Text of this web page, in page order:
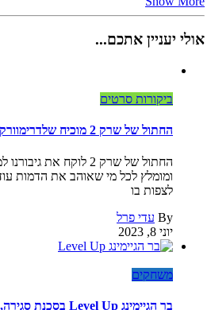
אולי יעניין אתכם...
ביקורות סרטים
החתול של שרק 2 מוכיח שלדרימוורקס יש 9 נשמות
החתול של שרק 2 לוקח
ומומלץ לכל מי שאוהב את הדמות
לצפות בו
By עדי פרל
יוני 8, 2023
משחקים
בר הגיימינג Level Up בסכנת סגירה, כך תוכלו לעזור